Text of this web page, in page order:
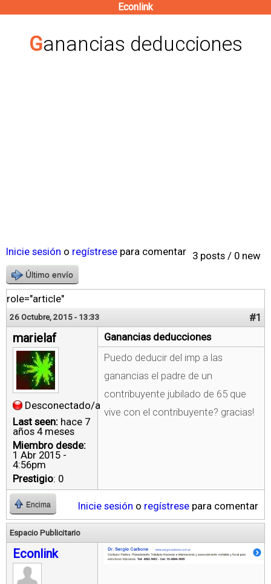
contenido
Econlink
Ganancias deducciones
3 posts / 0 new
Inicie sesión o regístrese para comentar
Último envío
role="article"
26 Octubre, 2015 - 13:33 #1
marielaf
Desconectado/a
Last seen: hace 7
años 4 meses
Miembro desde:
1 Abr 2015 -
4:56pm
Prestigio: 0
Ganancias deducciones
Puedo deducir del imp a las
ganancias el padre de un
contribuyente jubilado de 65 que
vive con el contribuyente? gracias!
Encima Inicie sesión o regístrese para comentar
Espacio Publicitario
Econlink